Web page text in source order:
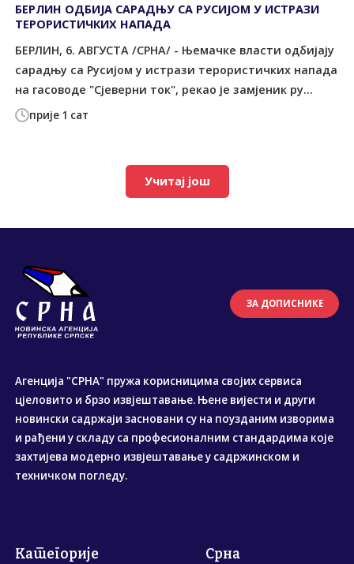
прије 1 сат
БЕРЛИН ОДБИЈА САРАДЊУ СА РУСИЈОМ У ИСТРАЗИ
ТЕРОРИСТИЧКИХ НАПАДА
БЕРЛИН, 6. АВГУСТА /СРНА/ - Њемачке власти одбијају
сарадњу са Русијом у истрази терористичких напада
на гасоводе "Сјеверни ток", рекао је замјеник ру...
Учитај још
ЗА ДОПИСНИКЕ
Агенција "СРНА" пружа корисницима својих сервиса
цјеловито и брзо извјештавање. Њене вијести и други
новински садржаји засновани су на поузданим изворима
и рађени у складу са професионалним стандардима које
захтијева модерно извјештавање у садржинском и
техничком погледу.
Категорије Срна